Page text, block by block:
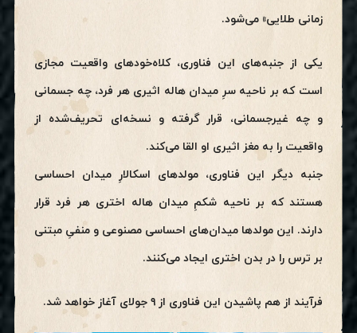
زمانی طلایی» می‌شود.
یکی از جنبه‌های این فناوری، کلاه‌خودهای واقعیت مجازی
است که بر ناحیه سرِ میدان هاله اثیری هر فرد، چه جسمانی
و چه غیرجسمانی، قرار گرفته و نسخه‌ای تحریف‌شده از
واقعیت را به مغز اثیری او القا می‌کند.
جنبه دیگر این فناوری، مولدهای اسکالارِ میدان احساسی
هستند که بر ناحیه شکمِ میدان هاله اختری هر فرد قرار
دارند. این مولدها میدان‌های احساسی مصنوعی و منفیِ مبتنی
بر ترس را در بدن اختری ایجاد می‌کنند.
فرآیند از هم پاشیدن این فناوری از ۹ جولای آغاز خواهد شد.